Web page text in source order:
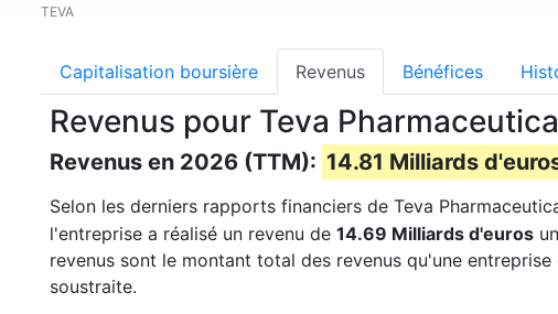
TEVA
Capitalisation boursière Revenus Bénéfices
Revenus pour Teva
Revenus en 2026 (TTM): 14.81 Milliards
Selon les derniers rapports financiers de Teva
l'entreprise a réalisé un revenu de 14.69 Milliards d'euros
revenus sont le montant total des revenus qu'une
soustraite.